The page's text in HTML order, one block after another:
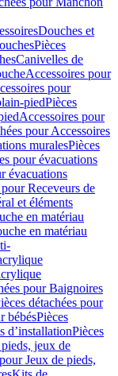
Douches et
Pièces
Canivelles de
Accessoires pour
pour
piedPièces
Accessoires pour
pour Accessoires
muralesPièces
pour évacuations
évacuations
Receveurs de
et éléments
en matériau
en matériau
pour Baignoires
détachées pour
bébésPièces
d’installationPièces
jeux de
Jeux de pieds,